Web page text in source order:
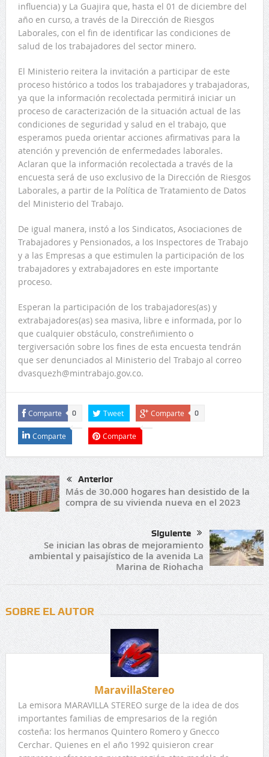
influencia) y La Guajira que, hasta el 01 de diciembre del
año en curso, a través de la Dirección de Riesgos
Laborales, con el fin de identificar las condiciones de
salud de los trabajadores del sector minero.
El Ministerio reitera la invitación a participar de este
proceso histórico a todos los trabajadores y trabajadoras,
ya que la información recolectada permitirá iniciar un
proceso de caracterización de la situación actual de las
condiciones de seguridad y salud en el trabajo, que
esperamos pueda orientar acciones afirmativas para la
atención y prevención de enfermedades laborales.
Aclaran que la información recolectada a través de la
encuesta será de uso exclusivo de la Dirección de Riesgos
Laborales, a partir de la Política de Tratamiento de Datos
del Ministerio del Trabajo.
De igual manera, instó a los Sindicatos, Asociaciones de
Trabajadores y Pensionados, a los Inspectores de Trabajo
y a las Empresas a que estimulen la participación de los
trabajadores y extrabajadores en este importante
proceso.
Esperan la participación de los trabajadores(as) y
extrabajadores(as) sea masiva, libre e informada, por lo
que cualquier obstáculo, constreñimiento o
tergiversación sobre los fines de esta encuesta tendrán
que ser denunciados al Ministerio del Trabajo al correo
dvasquezh@mintrabajo.gov.co.
Comparte 0 Tweet Comparte 0
Comparte Comparte
Anterior
Más de 30.000 hogares han desistido de la
compra de su vivienda nueva en el 2023
Siguiente
Se inician las obras de mejoramiento
ambiental y paisajístico de la avenida La
Marina de Riohacha
SOBRE EL AUTOR
MaravillaStereo
La emisora MARAVILLA STEREO surge de la idea de dos
importantes familias de empresarios de la región
costeña: los hermanos Quintero Romero y Gnecco
Cerchar. Quienes en el año 1992 quisieron crear